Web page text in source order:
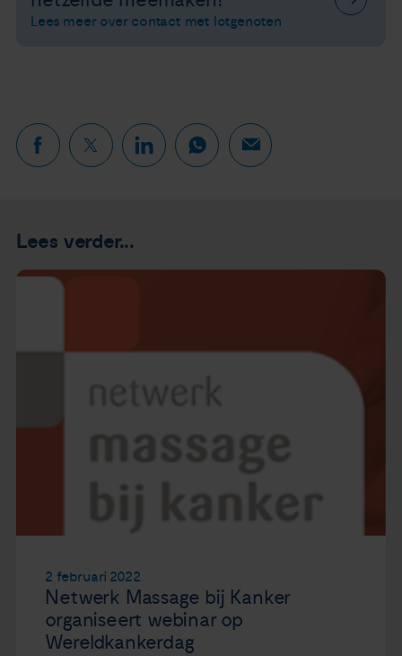
Lees meer over contact met lotgenoten
Lees verder...
2 februari 2022
Netwerk Massage bij Kanker
organiseert webinar op
Wereldkankerdag